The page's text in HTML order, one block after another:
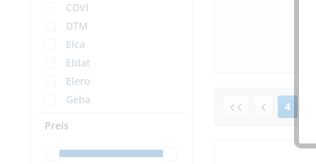
CDVI
DTM
Elca
Eldat
Elero
Geba
JCM
Preis
4